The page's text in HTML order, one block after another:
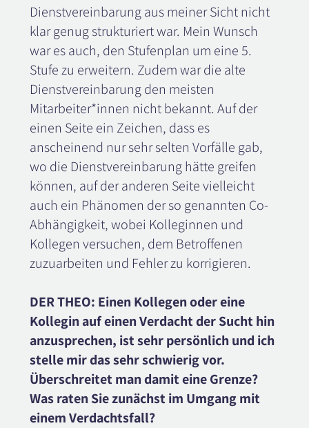
Dienstvereinbarung aus meiner Sicht nicht
klar genug strukturiert war. Mein Wunsch
war es auch, den Stufenplan um eine 5.
Stufe zu erweitern. Zudem war die alte
Dienstvereinbarung den meisten
Mitarbeiter*innen nicht bekannt. Auf der
einen Seite ein Zeichen, dass es
anscheinend nur sehr selten Vorfälle gab,
wo die Dienstvereinbarung hätte greifen
können, auf der anderen Seite vielleicht
auch ein Phänomen der so genannten Co-
Abhängigkeit, wobei Kolleginnen und
Kollegen versuchen, dem Betroffenen
zuzuarbeiten und Fehler zu korrigieren.
DER THEO: Einen Kollegen oder eine
Kollegin auf einen Verdacht der Sucht hin
anzusprechen, ist sehr persönlich und ich
stelle mir das sehr schwierig vor.
Überschreitet man damit eine Grenze?
Was raten Sie zunächst im Umgang mit
einem Verdachtsfall?